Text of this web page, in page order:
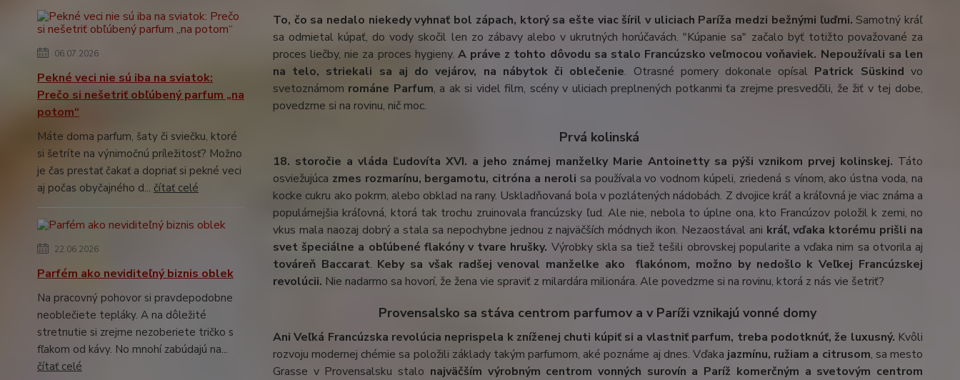
06.07.2026
Pekné veci nie sú iba na sviatok:
Prečo si nešetriť obľúbený parfum „na
potom“
Máte doma parfum, šaty či sviečku, ktoré
si šetríte na výnimočnú príležitosť? Možno
je čas prestať čakať a dopriať si pekné veci
aj počas obyčajného d... čítať celé
22.06.2026
Parfém ako neviditeľný biznis oblek
Na pracovný pohovor si pravdepodobne
neoblečiete tepláky. A na dôležité
stretnutie si zrejme nezoberiete tričko s
fľakom od kávy. No mnohí zabúdajú na...
čítať celé
To, čo sa nedalo niekedy vyhnať bol zápach, ktorý sa ešte viac šíril v uliciach Paríža medzi bežnými ľuďmi. Samotný kráľ
sa odmietal kúpať, do vody skočil len zo zábavy alebo v ukrutných horúčavách. "Kúpanie sa" začalo byť totižto považované za
proces liečby, nie za proces hygieny. A práve z tohto dôvodu sa stalo Francúzsko veľmocou voňaviek. Nepoužívali sa len
na telo, striekali sa aj do vejárov, na nábytok či oblečenie. Otrasné pomery dokonale opísal Patrick Süskind vo
svetoznámom románe Parfum, a ak si videl film, scény v uliciach preplnených potkanmi ťa zrejme presvedčili, že žiť v tej dobe,
povedzme si na rovinu, nič moc.
Prvá kolinská
18. storočie a vláda Ľudovíta XVI. a jeho známej manželky Marie Antoinetty sa pýši vznikom prvej kolinskej. Táto
osviežujúca zmes rozmarínu, bergamotu, citróna a neroli sa používala vo vodnom kúpeli, zriedená s vínom, ako ústna voda, na
kocke cukru ako pokrm, alebo obklad na rany. Uskladňovaná bola v pozlátených nádobách. Z dvojice kráľ a kráľovná je viac známa a
populárnejšia kráľovná, ktorá tak trochu zruinovala francúzsky ľud. Ale nie, nebola to úplne ona, kto Francúzov položil k zemi, no
vkus mala naozaj dobrý a stala sa nepochybne jednou z najväčších módnych ikon. Nezaostával ani kráľ, vďaka ktorému prišli na
svet špeciálne a obľúbené flakóny v tvare hrušky. Výrobky skla sa tiež tešili obrovskej popularite a vďaka nim sa otvorila aj
továreň Baccarat. Keby sa však radšej venoval manželke ako flakónom, možno by nedošlo k Veľkej Francúzskej
revolúcii. Nie nadarmo sa hovorí, že žena vie spraviť z milardára milionára. Ale povedzme si na rovinu, ktorá z nás vie šetriť?
Provensalsko sa stáva centrom parfumov a v Paríži vznikajú vonné domy
Ani Veľká Francúzska revolúcia neprispela k zníženej chuti kúpiť si a vlastniť parfum, treba podotknúť, že luxusný. Kvôli
rozvoju modernej chémie sa položili základy takým parfumom, aké poznáme aj dnes. Vďaka jazmínu, ružiam a citrusom, sa mesto
Grasse v Provensalsku stalo najväčším výrobným centrom vonných surovín a Paríž komerčným a svetovým centrom